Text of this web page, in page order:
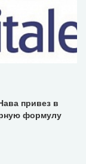
привез в
формулу